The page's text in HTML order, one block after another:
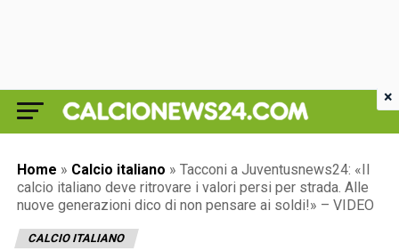
Home » Calcio italiano » Tacconi a Juventusnews24: «Il
calcio italiano deve ritrovare i valori persi per strada. Alle
nuove generazioni dico di non pensare ai soldi!» – VIDEO
CALCIO ITALIANO
×